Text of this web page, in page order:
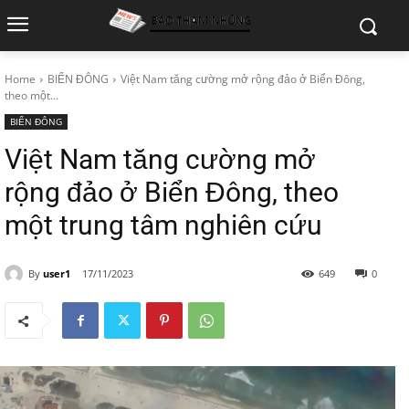
Home BIỂN ĐÔNG
Việt Nam tăng cường mở rộng đảo ở Biển Đông,
theo một...
BIỂN ĐÔNG
Việt Nam tăng cường mở
rộng đảo ở Biển Đông, theo
một trung tâm nghiên cứu
By user1 17/11/2023 0
649